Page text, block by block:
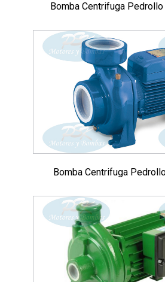
Bomba Centrifuga
Bomba Centrifuga